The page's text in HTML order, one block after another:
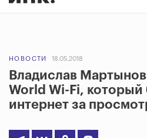
НОВОСТИ 18.05.2018
Владислав
World Wi-Fi, который
интернет за